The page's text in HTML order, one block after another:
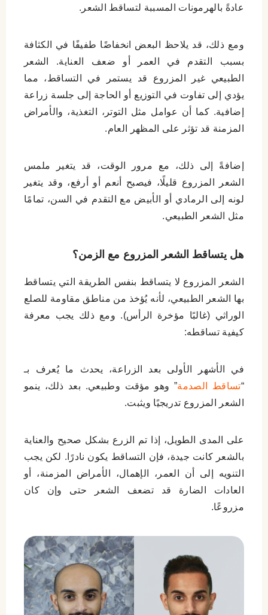
عادةً بالهرمونات المسببة لتساقط الشعر.
ومع ذلك، قد يلاحظ البعض انخفاضًا طفيفًا في الكثافة
بسبب التقدم في العمر أو ضعف العناية. الشعر
الطبيعي غير المزروع قد يستمر في التساقط، مما
يؤدي إلى تفاوت في التوزيع أو الحاجة إلى جلسة زراعة
إضافية. كما أن عوامل مثل التوتر، التغذية، والأمراض
المزمنة قد تؤثر على المظهر العام.
إضافةً إلى ذلك، مع مرور الوقت، قد يتغير ملمس
الشعر المزروع قليلًا، فيصبح أنعم أو أرفع، وقد يتغير
لونه إلى الرمادي أو الأبيض مع التقدم في السن، تمامًا
مثل الشعر الطبيعي.
هل يتساقط الشعر المزروع مع الزمن؟
الشعر المزروع لا يتساقط بنفس الطريقة التي يتساقط
بها الشعر الطبيعي، لأنه يُؤخذ من مناطق مقاومة للصلع
الوراثي (غالبًا مؤخرة الرأس). ومع ذلك يجب معرفة
كيفية تساقطه:
في الأشهر الأولى بعد الزراعة، يحدث ما يُعرف بـ
“تساقط الصدمة” وهو مؤقت وطبيعي. بعد ذلك، ينمو
الشعر المزروع تدريجيًا ويثبت.
على المدى الطويل، إذا تم الزرع بشكل صحيح والعناية
بالشعر كانت جيدة، فإن التساقط يكون نادرًا. لكن يجب
التنويه إلى أن العمر، الإهمال، الأمراض المزمنة، أو
العادات الضارة قد تضعف الشعر حتى وإن كان
مزروعًا.